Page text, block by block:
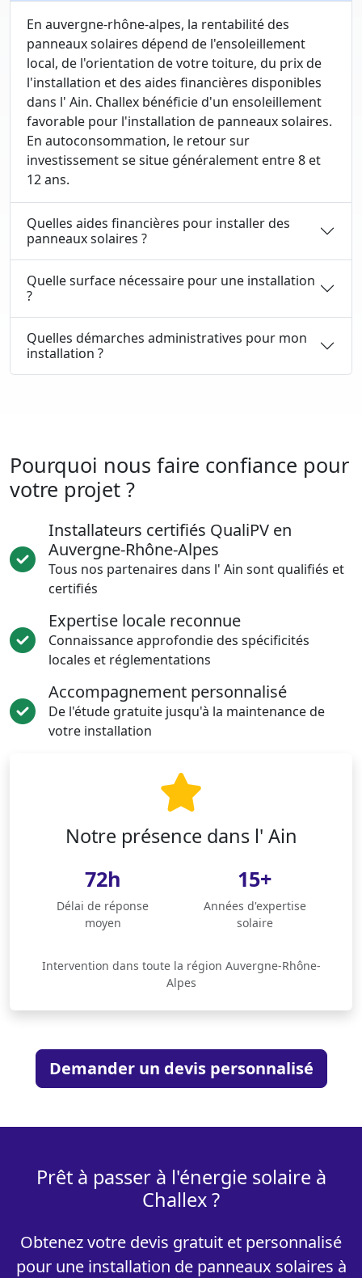
En auvergne-rhône-alpes, la rentabilité des
panneaux solaires dépend de l'ensoleillement
local, de l'orientation de votre toiture, du prix de
l'installation et des aides financières disponibles
dans l' Ain. Challex bénéficie d'un ensoleillement
favorable pour l'installation de panneaux solaires.
En autoconsommation, le retour sur
investissement se situe généralement entre 8 et
12 ans.
Quelles aides financières pour installer des
panneaux solaires ?
Quelle surface nécessaire pour une installation
?
Quelles démarches administratives pour mon
installation ?
Pourquoi nous faire confiance pour
votre projet ?
Installateurs certifiés QualiPV en
Auvergne-Rhône-Alpes
Tous nos partenaires dans l' Ain sont qualifiés et
certifiés
Expertise locale reconnue
Connaissance approfondie des spécificités
locales et réglementations
Accompagnement personnalisé
De l'étude gratuite jusqu'à la maintenance de
votre installation
Notre présence dans l' Ain
72h
Délai de réponse
moyen
15+
Années d'expertise
solaire
Intervention dans toute la région Auvergne-Rhône-
Alpes
Demander un devis personnalisé
Prêt à passer à l'énergie solaire à
Challex ?
Obtenez votre devis gratuit et personnalisé
pour une installation de panneaux solaires à